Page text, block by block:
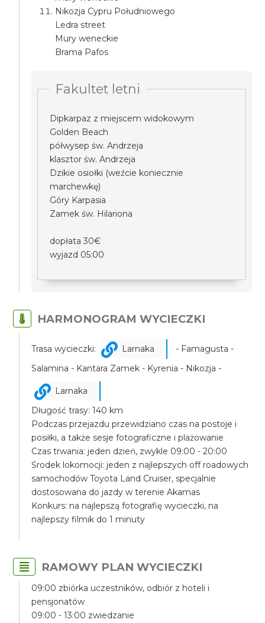
Nikozja Cypru Południowego
Ledra street
Mury weneckie
Brama Pafos
Fakultet letni
Dipkarpaz z miejscem widokowym
Golden Beach
półwysep św. Andrzeja
klasztor św. Andrzeja
Dzikie osiołki (weźcie koniecznie
marchewkę)
Góry Karpasia
Zamek św. Hilariona
dopłata 30€
wyjazd 05:00
HARMONOGRAM WYCIECZKI
Trasa wycieczki: Larnaka
- Famagusta -
Salamina - Kantara Zamek - Kyrenia - Nikozja -
Larnaka
Długość trasy: 140 km
Podczas przejazdu przewidziano czas na postoje i
posiłki, a także sesje fotograficzne i plażowanie
Czas trwania: jeden dzień, zwykle 09:00 - 20:00
Środek lokomocji: jeden z najlepszych off roadowych
samochodów Toyota Land Cruiser, specjalnie
dostosowana do jazdy w terenie Akamas
Konkurs: na najlepszą fotografię wycieczki, na
najlepszy filmik do 1 minuty
RAMOWY PLAN WYCIECZKI
09:00 zbiórka uczestników, odbiór z hoteli i
pensjonatów
09:00 - 13:00 zwiedzanie